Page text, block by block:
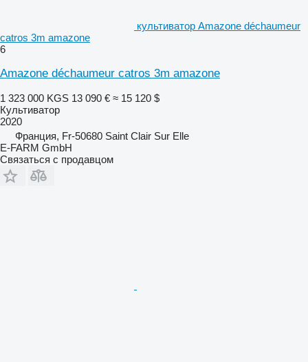
культиватор Amazone déchaumeur
catros 3m amazone
6
Amazone déchaumeur catros 3m amazone
1 323 000 KGS 13 090 € ≈ 15 120 $
Культиватор
2020
Франция, Fr-50680 Saint Clair Sur Elle
E-FARM GmbH
Связаться с продавцом